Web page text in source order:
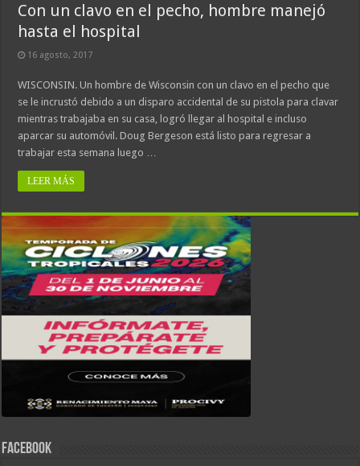
Con un clavo en el pecho, hombre manejó
hasta el hospital
16 agosto, 2017
WISCONSIN. Un hombre de Wisconsin con un clavo en el pecho que
se le incrustó debido a un disparo accidental de su pistola para clavar
mientras trabajaba en su casa, logró llegar al hospital e incluso
aparcar su automóvil. Doug Bergeson está listo para regresar a
trabajar esta semana luego …
LEER MÁS
FACEBOOK